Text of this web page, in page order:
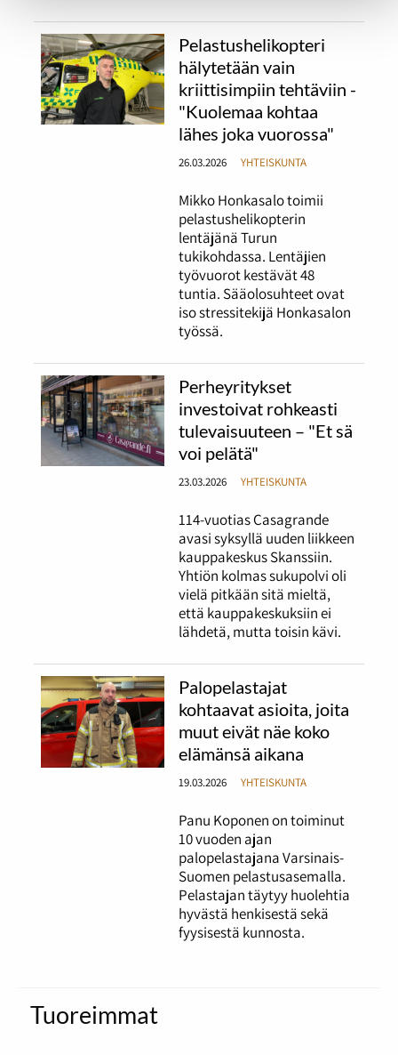
Pelastushelikopteri
hälytetään vain
kriittisimpiin tehtäviin -
"Kuolemaa kohtaa
lähes joka vuorossa"
26.03.2026 YHTEISKUNTA
Mikko Honkasalo toimii
pelastushelikopterin
lentäjänä Turun
tukikohdassa. Lentäjien
työvuorot kestävät 48
tuntia. Sääolosuhteet ovat
iso stressitekijä Honkasalon
työssä.
Perheyritykset
investoivat rohkeasti
tulevaisuuteen – "Et sä
voi pelätä"
23.03.2026 YHTEISKUNTA
114-vuotias Casagrande
avasi syksyllä uuden liikkeen
kauppakeskus Skanssiin.
Yhtiön kolmas sukupolvi oli
vielä pitkään sitä mieltä,
että kauppakeskuksiin ei
lähdetä, mutta toisin kävi.
Palopelastajat
kohtaavat asioita, joita
muut eivät näe koko
elämänsä aikana
19.03.2026 YHTEISKUNTA
Panu Koponen on toiminut
10 vuoden ajan
palopelastajana Varsinais-
Suomen pelastusasemalla.
Pelastajan täytyy huolehtia
hyvästä henkisestä sekä
fyysisestä kunnosta.
Tuoreimmat